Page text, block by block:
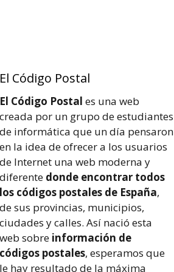
El Código Postal
El Código Postal es una web
creada por un grupo de estudiantes
de informática que un día pensaron
en la idea de ofrecer a los usuarios
de Internet una web moderna y
diferente donde encontrar todos
los códigos postales de España,
de sus provincias, municipios,
ciudades y calles. Así nació esta
web sobre información de
códigos postales, esperamos que
le hay resultado de la máxima